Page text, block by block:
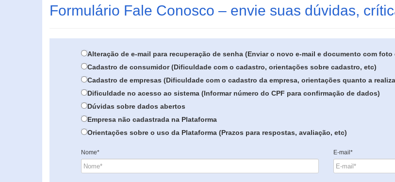
Formulário Fale Conosco – envie suas dúvidas,
Alteração de e-mail para recuperação de senha (Enviar o novo e-mail e documento com
Cadastro de consumidor (Dificuldade com o cadastro, orientações sobre cadastro, etc)
Cadastro de empresas (Dificuldade com o cadastro da empresa, orientações quanto a
Dificuldade no acesso ao sistema (Informar número do CPF para confirmação de dados)
Dúvidas sobre dados abertos
Empresa não cadastrada na Plataforma
Orientações sobre o uso da Plataforma (Prazos para respostas, avaliação, etc)
Nome* E-mail*